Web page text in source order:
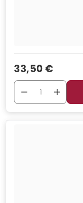
Verkaufspreis
33,50 €